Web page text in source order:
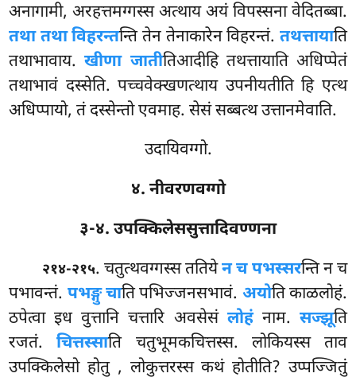
अनागामी, अरहत्तमग्गस्स अत्थाय अयं विपस्सना वेदितब्बा.
तथा तथा विहरन्तन्ति तेन तेनाकारेन विहरन्तं. तथत्तायाति
तथाभावाय.खीणा जातीतिआदीहि तथत्तायाति अधिप्पेतं
तथाभावं दस्सेति. पच्चवेक्खणत्थाय उपनीयतीति हि एत्थ
अधिप्पायो, तं दस्सेन्तो एवमाह. सेसं सब्बत्थ उत्तानमेवाति.
उदायिवग्गो.
४. नीवरणवग्गो
३-४. उपक्किलेससुत्तादिवण्णना
२१४-२१५. चतुत्थवग्गस्स ततियेन च पभस्सरन्ति न च
पभावन्तं. पभङ्गु चाति पभिज्जनसभावं. अयोति काळलोहं.
ठपेत्वा इध वुत्तानि चत्तारि अवसेसं लोहंनाम. सज्झूति
रजतं.चित्तस्साति चतुभूमकचित्तस्स. लोकियस्स ताव
उपक्किलेसो होतु , लोकुत्तरस्स कथं होतीति? उप्पज्जितुं